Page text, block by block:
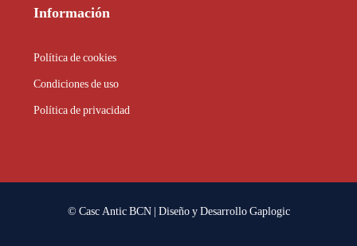
Información
Política de cookies
Condiciones de uso
Política de privacidad
© Casc Antic BCN | Diseño y DesarrolloGaplogic